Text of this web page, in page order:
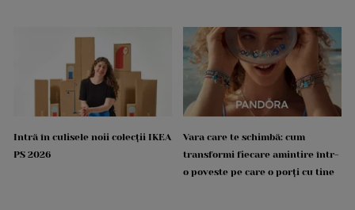
Intră în culisele noii colecții IKEA
PS 2026
Vara care te schimbă: cum
transformi fiecare amintire într-
o poveste pe care o porți cu tine